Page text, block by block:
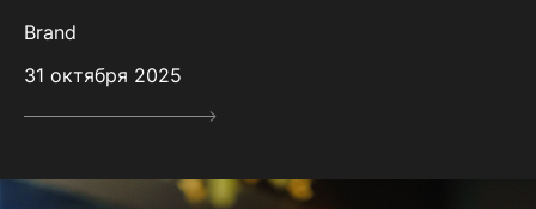
Brand
31 октября 2025